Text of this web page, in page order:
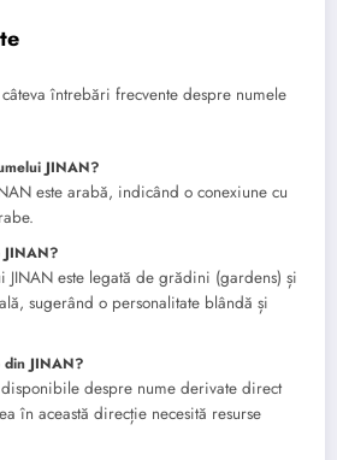
întrebări frecvente despre numele
JINAN?
este arabă, indicând o conexiune cu
JINAN?
JINAN este legată de grădini (gardens) și
sugerând o personalitate blândă și
din JINAN?
despre nume derivate direct
în această direcție necesită resurse